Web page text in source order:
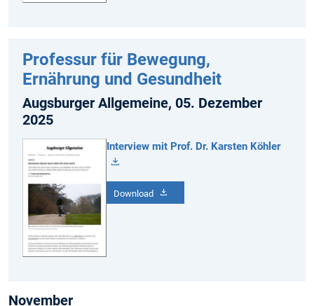
Professur für Bewegung,
Ernährung und Gesundheit
Augsburger Allgemeine, 05. Dezember
2025
Interview mit Prof. Dr. Karsten Köhler
Download
November